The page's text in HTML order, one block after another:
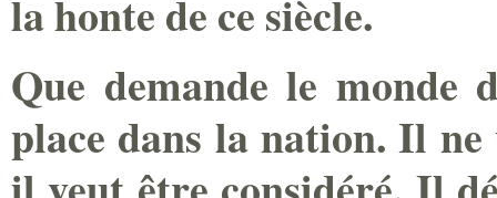
la honte de ce siècle.
Que demande le monde
place dans la nation. Il